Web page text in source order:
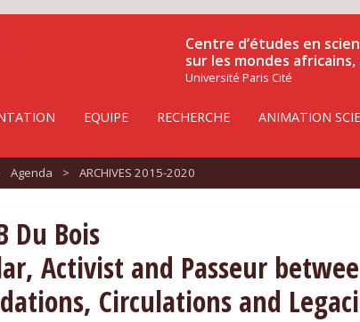
Centre d’études en
sur les mondes
Université Paris Cité
EQUIPE RECHERCHE ANIMATION
Agenda > ARCHIVES 2015-2020
Du Bois
Activist and Passeur
Circulations and